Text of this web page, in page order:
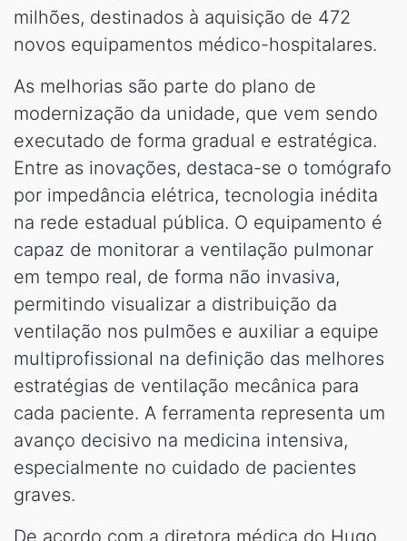
milhões, destinados à aquisição de 472
novos equipamentos médico-hospitalares.
As melhorias são parte do plano de
modernização da unidade, que vem sendo
executado de forma gradual e estratégica.
Entre as inovações, destaca-se o tomógrafo
por impedância elétrica, tecnologia inédita
na rede estadual pública. O equipamento é
capaz de monitorar a ventilação pulmonar
em tempo real, de forma não invasiva,
permitindo visualizar a distribuição da
ventilação nos pulmões e auxiliar a equipe
multiprofissional na definição das melhores
estratégias de ventilação mecânica para
cada paciente. A ferramenta representa um
avanço decisivo na medicina intensiva,
especialmente no cuidado de pacientes
graves.
De acordo com a diretora médica do Hugo,